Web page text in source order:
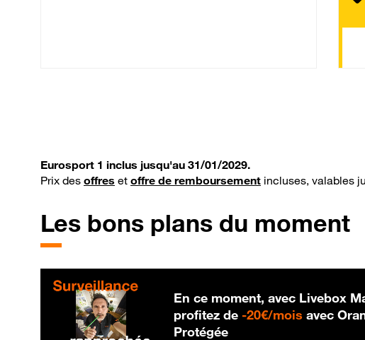
Eurosport 1 inclus jusqu'au 31/01/2029.
Prix des offres et offre de remboursement incluses, valables
Les bons plans du moment
En ce moment, avec Livebox
profitez de -20€/mois 20 € par
avec
Protégée